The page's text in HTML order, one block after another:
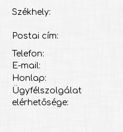
Székhely:
Postai cím:
Telefon:
E-mail:
Honlap:
Ügyfélszolgálat
elérhetősége: